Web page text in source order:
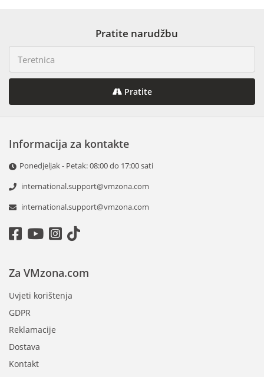
Pratite narudžbu
Pratite
Informacija za kontakte
Ponedjeljak - Petak: 08:00 do 17:00 sati
international.support@vmzona.com
international.support@vmzona.com
Za VMzona.com
Uvjeti korištenja
GDPR
Reklamacije
Dostava
Kontakt